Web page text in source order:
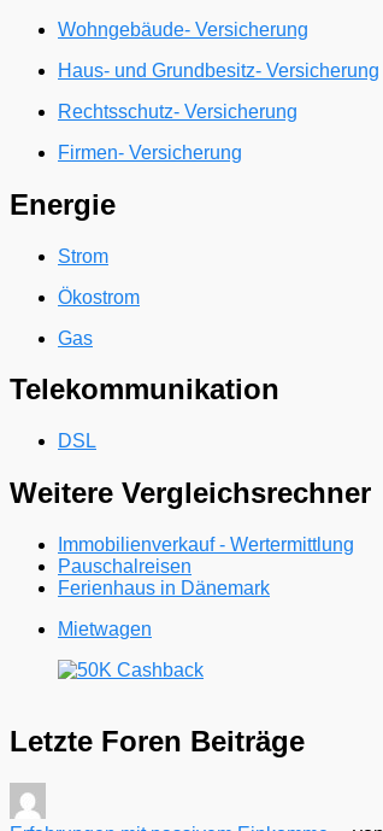
Wohngebäude- Versicherung
Haus- und Grundbesitz- Versicherung
Rechtsschutz- Versicherung
Firmen- Versicherung
Energie
Strom
Ökostrom
Gas
Telekommunikation
DSL
Weitere Vergleichsrechner
Immobilienverkauf - Wertermittlung
Pauschalreisen
Ferienhaus in Dänemark
Mietwagen
Letzte Foren Beiträge